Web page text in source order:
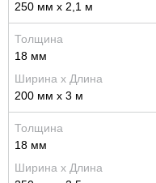
250 мм x 2,1 м
Толщина
18 мм
Ширина x Длина
200 мм x 3 м
Толщина
18 мм
Ширина x Длина